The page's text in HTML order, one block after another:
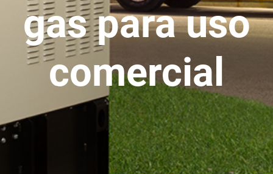
gas para uso
comercial